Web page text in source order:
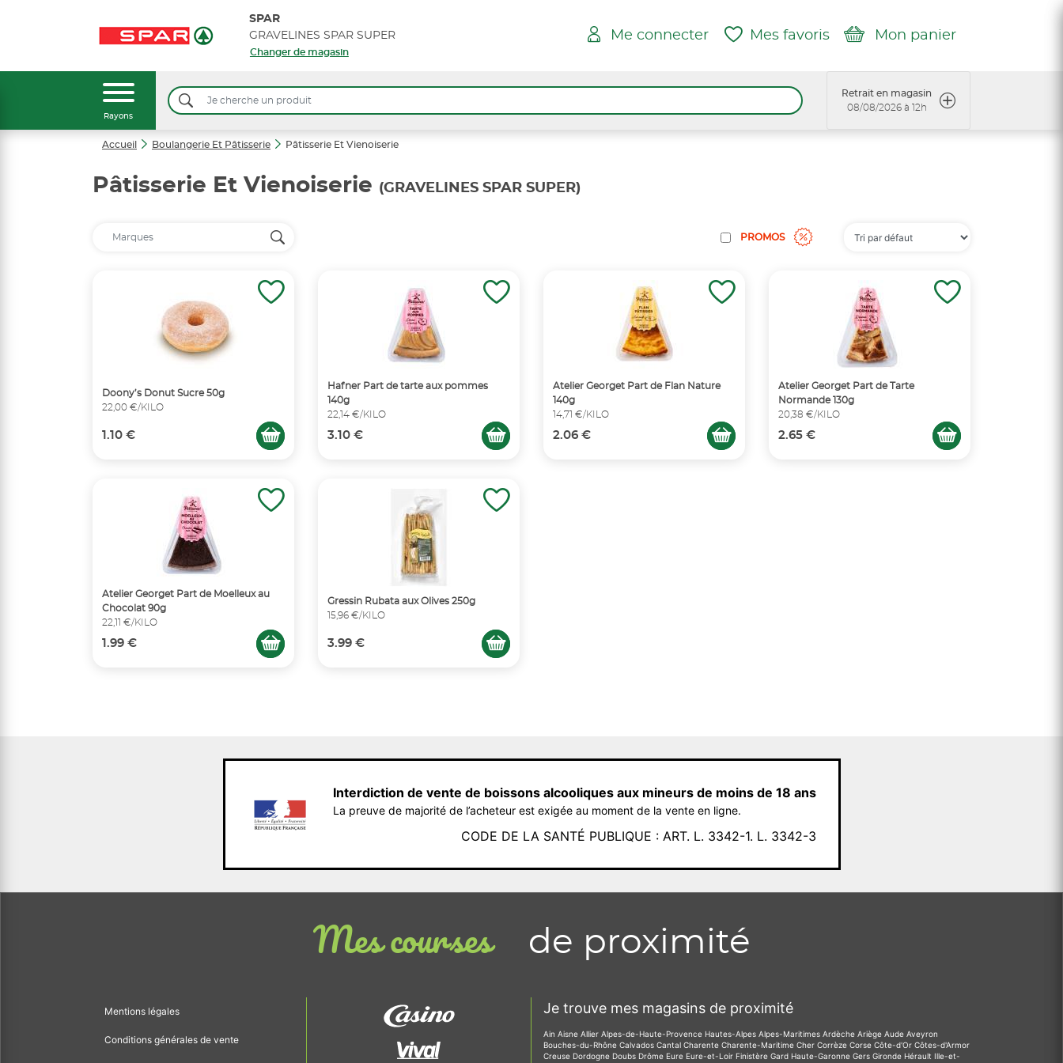
SPAR
GRAVELINES SPAR SUPER
Changer de magasin
Me connecter Mes favoris Mon panier
Rayons
Retrait en magasin
08/08/2026 à 12h
Accueil Boulangerie Et Pâtisserie Pâtisserie Et Vienoiserie
Pâtisserie Et Vienoiserie (GRAVELINES SPAR SUPER)
PROMOS
Doony’s Donut Sucre 50g
22,00 €/KILO
1.10 €
Hafner Part de tarte aux pommes
140g
22,14 €/KILO
3.10 €
Atelier Georget Part de Flan Nature
140g
14,71 €/KILO
2.06 €
Atelier Georget Part de Tarte
Normande 130g
20,38 €/KILO
2.65 €
Atelier Georget Part de Moelleux au
Chocolat 90g
22,11 €/KILO
1.99 €
Gressin Rubata aux Olives 250g
15,96 €/KILO
3.99 €
Interdiction de vente de boissons alcooliques aux mineurs de moins de 18 ans
La preuve de majorité de l’acheteur est exigée au moment de la vente en ligne.
CODE DE LA SANTÉ PUBLIQUE : ART. L. 3342-1. L. 3342-3
Mes courses de proximité
Mentions légales
Conditions générales de vente
Je trouve mes magasins de proximité
Ain Aisne Allier Alpes-de-Haute-Provence Hautes-Alpes Alpes-Maritimes Ardèche Ariège Aude Aveyron
Bouches-du-Rhône Calvados Cantal Charente Charente-Maritime Cher Corrèze Corse Côte-d'Or Côtes-d'Armor
Creuse Dordogne Doubs Drôme Eure Eure-et-Loir Finistère Gard Haute-Garonne Gers Gironde Hérault Ille-et-